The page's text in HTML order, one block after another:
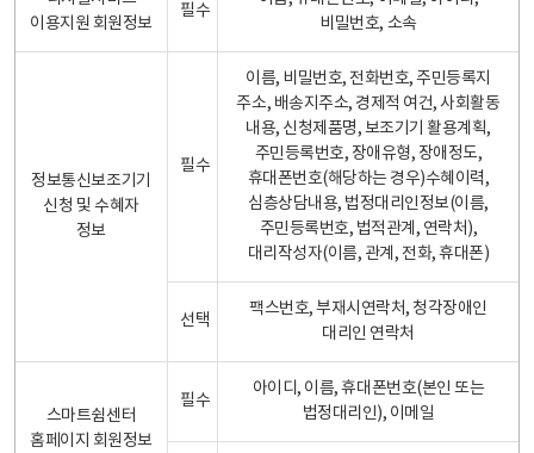
이용지원 회원정보
필수
비밀번호, 소속
정보통신보조기기
신청 및 수혜자
정보
필수
이름, 비밀번호, 전화번호, 주민등록지
주소, 배송지주소, 경제적 여건, 사회활동
내용, 신청제품명, 보조기기 활용계획,
주민등록번호, 장애유형, 장애정도,
휴대폰번호(해당하는 경우)수혜이력,
심층상담내용, 법정대리인정보(이름,
주민등록번호, 법적관계, 연락처),
대리작성자(이름, 관계, 전화, 휴대폰)
선택
팩스번호, 부재시연락처, 청각장애인
대리인 연락처
스마트쉼센터
홈페이지 회원정보
필수
아이디, 이름, 휴대폰번호(본인 또는
법정대리인), 이메일